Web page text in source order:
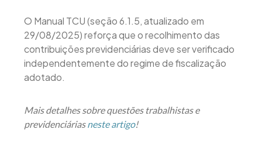
O Manual TCU (seção 6.1.5, atualizado em
29/08/2025) reforça que o recolhimento das
contribuições previdenciárias deve ser verificado
independentemente do regime de fiscalização
adotado.
Mais detalhes sobre questões trabalhistas e
previdenciáriasneste artigo!